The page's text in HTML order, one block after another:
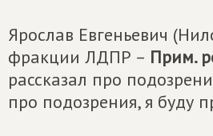
Ярослав Евгеньевич
фракции ЛДПР – Прим.
рассказал про
про подозрения, я буду